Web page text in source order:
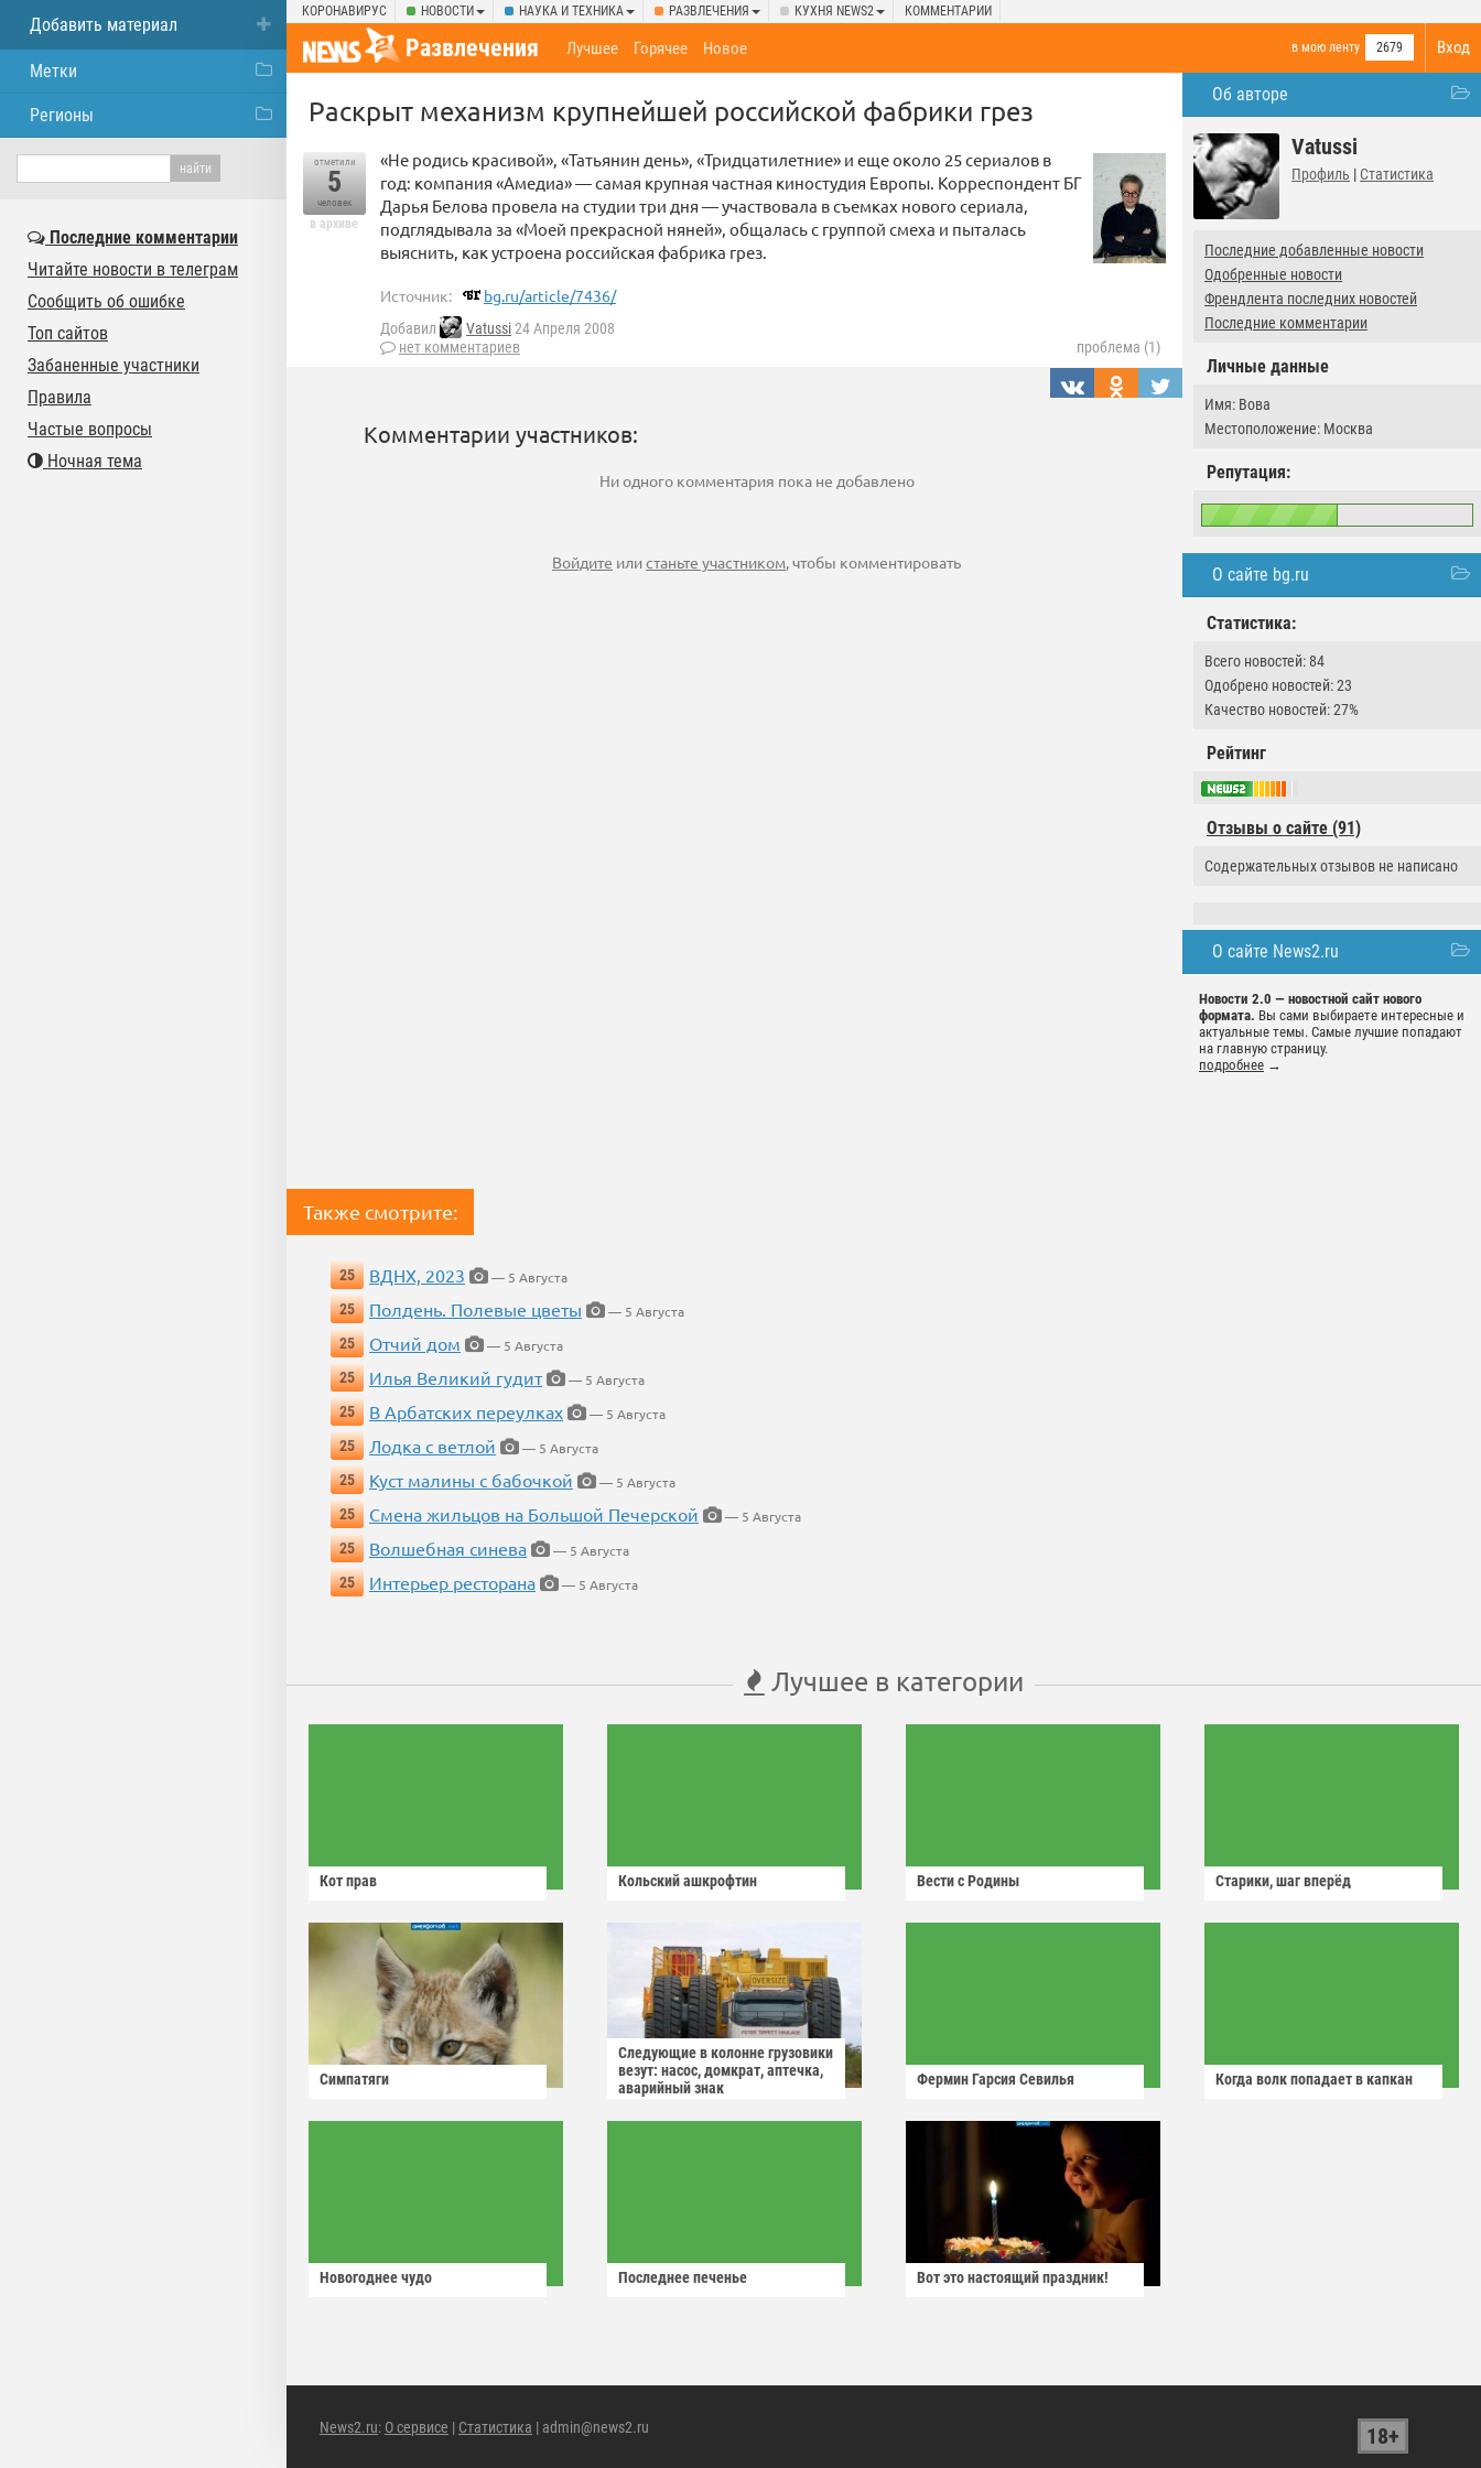
КОРОНАВИРУС НОВОСТИ НАУКА И ТЕХНИКА РАЗВЛЕЧЕНИЯ КУХНЯ NEWS2 КОММЕНТАРИИ
Вход
Развлечения в мою ленту 2679
Лучшее Горячее Новое
Об авторе
Vatussi
Профиль | Статистика
Последние добавленные новости
Одобренные новости
Френдлента последних новостей
Последние комментарии
Личные данные
Имя: Вова
Местоположение: Москва
Репутация:
О сайте bg.ru
Статистика:
Всего новостей: 84
Одобрено новостей: 23
Качество новостей: 27%
Рейтинг
Отзывы о сайте (91)
Содержательных отзывов не написано
О сайте News2.ru
Новости 2.0 — новостной сайт нового
формата. Вы сами выбираете интересные и
актуальные темы. Самые лучшие попадают
на главную страницу.
подробнее →
Раскрыт механизм крупнейшей российской фабрики грез
отметили
5
человек
в архиве
«Не родись красивой», «Татьянин день», «Тридцатилетние» и еще около 25 сериалов в
год: компания «Амедиа» — самая крупная частная киностудия Европы. Корреспондент БГ
Дарья Белова провела на студии три дня — участвовала в съемках нового сериала,
подглядывала за «Моей прекрасной няней», общалась с группой смеха и пыталась
выяснить, как устроена российская фабрика грез.
Источник: bg.ru/article/7436/
Добавил Vatussi24 Апреля 2008
нет комментариев
проблема (1)
Комментарии участников:
Ни одного комментария пока не добавлено
Войдите илистаньте участником, чтобы комментировать
Также смотрите:
25 ВДНХ, 2023
— 5 Августа
25
Полдень. Полевые цветы
— 5 Августа
25
Отчий дом
— 5 Августа
25
Илья Великий гудит
— 5 Августа
25
В Арбатских переулках
— 5 Августа
25
Лодка с ветлой
— 5 Августа
25
Куст малины с бабочкой
— 5 Августа
25
Смена жильцов на Большой Печерской
— 5 Августа
25
Волшебная синева
— 5 Августа
25
Интерьер ресторана — 5 Августа
Лучшее в категории
Кот прав Кольский ашкрофтин Вести с Родины Старики, шаг вперёд
Симпатяги
Следующие в колонне грузовики
везут: насос, домкрат, аптечка,
аварийный знак
Фермин Гарсия Севилья Когда волк попадает в капкан
Новогоднее чудо Последнее печенье Вот это настоящий праздник!
News2.ru: О сервисе | Статистика | admin@news2.ru 18+
Добавить материал
Метки
Регионы
Последние комментарии
Читайте новости в телеграм
Сообщить об ошибке
Топ сайтов
Забаненные участники
Правила
Частые вопросы
Ночная тема